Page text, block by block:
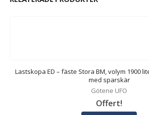
Lastskopa ED – fäste Stora BM, volym 1900
med sparskär
Götene UFO
Offert!